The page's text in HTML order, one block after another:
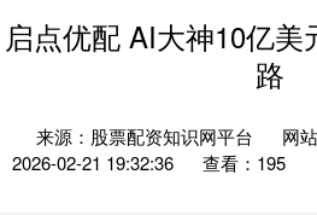
启点优配 AI大神10亿美
路
来源：股票配资知识网平台 网
2026-02-21 19:32:36
查看：195